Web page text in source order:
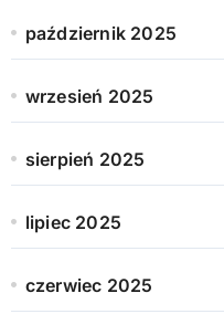
październik 2025
wrzesień 2025
sierpień 2025
lipiec 2025
czerwiec 2025